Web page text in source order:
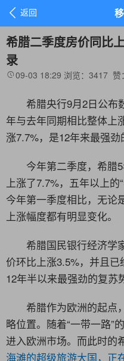
 返回
希腊二季度房价同比
录
09-03 18:29 浏览：3417 赞：
希腊央行9月2日公布
年与去年同期相比整体上
涨7.7%，是12年来最强劲
今年第二季度，希腊
上涨了7.7%，五年以上的
今年第一季度相比，无论
上涨幅度都有明显变化。
希腊国民银行经济学
价环比上涨3.5%，并且已
12年半以来最强劲的复苏
希腊作为欧洲的起点
略位置。随着“一带一路”
进入欧洲市场。而此时的
海滩的超级旅游大国，正